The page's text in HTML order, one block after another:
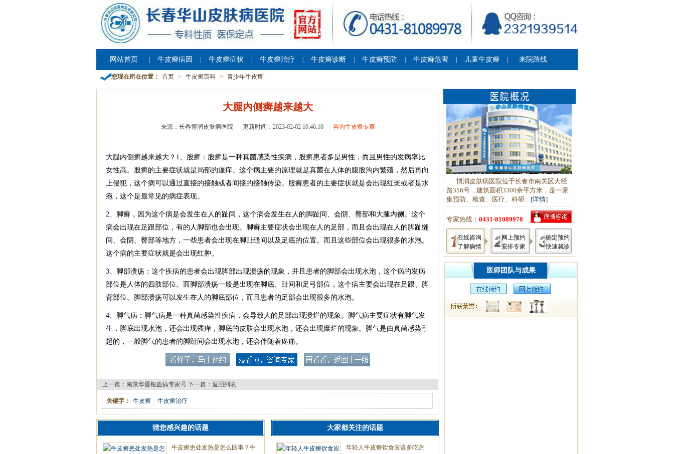
网站首页 牛皮癣病因 牛皮癣症状 牛皮癣治疗 牛皮癣诊断 牛皮癣预防 牛皮癣危害 儿童牛皮癣 来院路线
您现在所在位置： 首页 > 牛皮癣百科 > 青少年牛皮癣
大腿内侧癣越来越大
来源：长春博润皮肤病医院 更新时间：2023-02-02 10:46:10 咨询牛皮癣专家
大腿内侧癣越来越大？1、股癣：股癣是一种真菌感染性疾病，股癣患者多是男性，而且男性的发病率比
女性高。股癣的主要症状就是局部的瘙痒。这个病主要的原理就是真菌在人体的腹股沟内繁殖，然后再向
上侵犯，这个病可以通过直接的接触或者间接的接触传染。股癣患者的主要症状就是会出现红斑或者是水
疱，这个是最常见的病症表现。
2、脚癣，因为这个病是会发生在人的趾间，这个病会发生在人的脚趾间、会阴、臀部和大腿内侧。这个
病会出现在足跟部位，有的人脚部也会出现。脚癣主要症状会出现在人的足部，而且会出现在人的脚趾缝
间、会阴、臀部等地方，一些患者会出现在脚趾缝间以及足底的位置。而且这些部位会出现很多的水泡。
这个病的主要症状就是会出现红肿。
3、脚部溃疡：这个疾病的患者会出现脚部出现溃疡的现象，并且患者的脚部会出现水泡，这个病的发病
部位是人体的四肢部位。而脚部溃疡一般是出现在脚底、趾间和足弓部位，这个病主要会出现在足跟、脚
背部位。脚部溃疡可以发生在人的脚底部位，而且患者的足部会出现很多的水泡。
4、脚气病：脚气病是一种真菌感染性疾病，会导致人的足部出现溃烂的现象。脚气病主要症状有脚气发
生，脚底出现水泡，还会出现瘙痒，脚底的皮肤会出现水泡，还会出现糜烂的现象。脚气是由真菌感染引
起的，一般脚气的患者的脚趾间会出现水泡，还会伴随着疼痛。
上一篇： 南京华厦银血病专家号 下一篇： 返回列表
关键字： 牛皮癣 牛皮癣治疗
猜您感兴趣的话题
牛皮癣患处发热是怎么回事？牛
大家都关注的话题
年轻人牛皮癣饮食应该多吃蔬
博润皮肤病医院位于长春市南关区大经
路356号，建筑面积3300余平方米，是一家
集预防、检查、医疗、科研... [详情]
专家热线： 0431-81089978
在线咨询
了解病情
网上预约
安排专家
确定预约
快速就诊
医师团队与成果